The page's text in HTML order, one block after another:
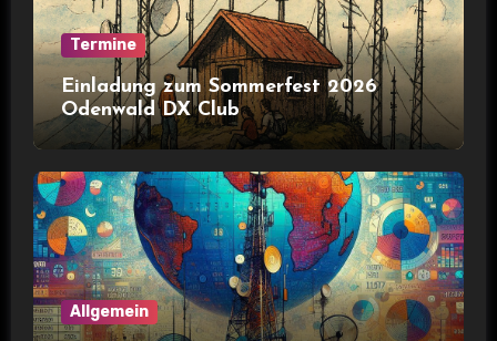
Termine
Einladung zum Sommerfest 2026
Odenwald DX Club
Allgemein